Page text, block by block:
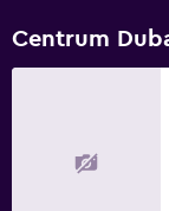
Centrum